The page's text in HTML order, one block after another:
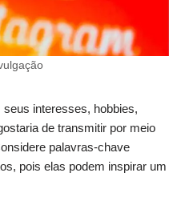
interesses, hobbies,
de transmitir por meio
palavras-chave
pois elas podem inspirar um